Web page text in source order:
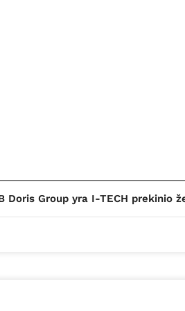
Doris Group yra I-TECH prekinio